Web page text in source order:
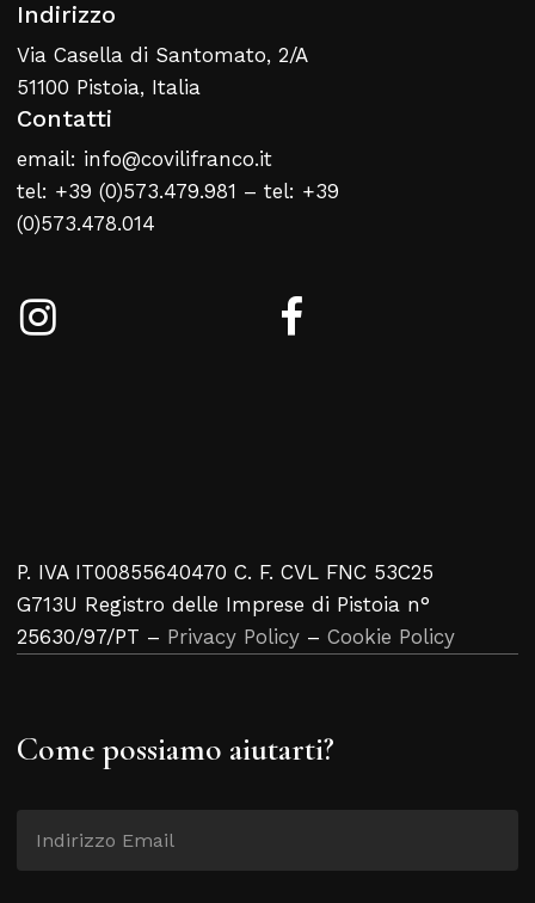
Indirizzo
Via Casella di Santomato, 2/A
51100 Pistoia, Italia
Contatti
email: info@covilifranco.it
tel: +39 (0)573.479.981 – tel: +39
(0)573.478.014
P. IVA IT00855640470 C. F. CVL FNC 53C25
G713U Registro delle Imprese di Pistoia n°
25630/97/PT – Privacy Policy – Cookie Policy
Come possiamo aiutarti?